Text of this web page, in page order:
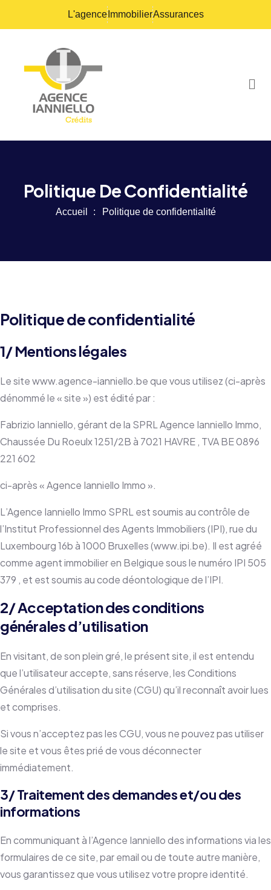
L'agenceImmobilierAssurances
Politique De Confidentialité
Accueil Politique de confidentialité
Politique de confidentialité
1/ Mentions légales
Le site www.agence-ianniello.be que vous utilisez (ci-après
dénommé le « site ») est édité par :
Fabrizio Ianniello, gérant de la SPRL Agence Ianniello Immo,
Chaussée Du Roeulx 1251/2B à 7021 HAVRE , TVA BE 0896
221 602
ci-après « Agence Ianniello Immo ».
L’Agence Ianniello Immo SPRL est soumis au contrôle de
l’Institut Professionnel des Agents Immobiliers (IPI), rue du
Luxembourg 16b à 1000 Bruxelles (www.ipi.be). Il est agréé
comme agent immobilier en Belgique sous le numéro IPI 505
379 , et est soumis au code déontologique de l’IPI.
2/ Acceptation des conditions
générales d’utilisation
En visitant, de son plein gré, le présent site, il est entendu
que l’utilisateur accepte, sans réserve, les Conditions
Générales d’utilisation du site (CGU) qu’il reconnaît avoir lues
et comprises.
Si vous n’acceptez pas les CGU, vous ne pouvez pas utiliser
le site et vous êtes prié de vous déconnecter
immédiatement.
3/ Traitement des demandes et/ou des
informations
En communiquant à l’Agence Ianniello des informations via les
formulaires de ce site, par email ou de toute autre manière,
vous garantissez que vous utilisez votre propre identité.